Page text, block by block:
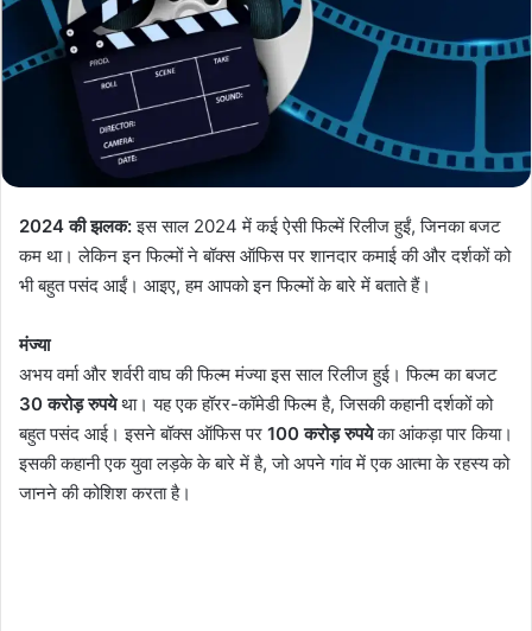
2024 की झलक:इस साल 2024 में कई ऐसी फिल्में रिलीज हुईं, जिनका बजट
कम था। लेकिन इन फिल्मों ने बॉक्स ऑफिस पर शानदार कमाई की और दर्शकों को
भी बहुत पसंद आईं। आइए, हम आपको इन फिल्मों के बारे में बताते हैं।
मंज्या
अभय वर्मा और शर्वरी वाघ की फिल्म मंज्या इस साल रिलीज हुई। फिल्म का बजट
30 करोड़ रुपयेथा। यह एक हॉरर-कॉमेडी फिल्म है, जिसकी कहानी दर्शकों को
बहुत पसंद आई। इसने बॉक्स ऑफिस पर 100 करोड़ रुपयेका आंकड़ा पार किया।
इसकी कहानी एक युवा लड़के के बारे में है, जो अपने गांव में एक आत्मा के रहस्य को
जानने की कोशिश करता है।